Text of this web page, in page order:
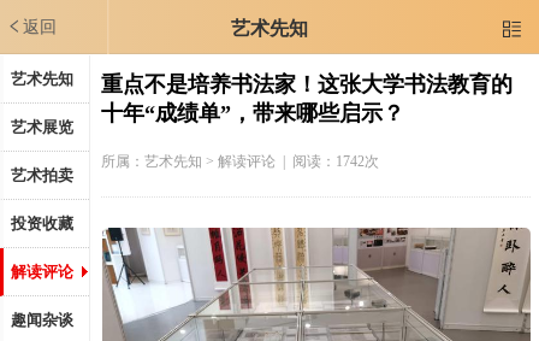
返回 艺术先知 
艺术先知
艺术展览
艺术拍卖
投资收藏
解读评论
趣闻杂谈
重点不是培养书法家！这张大学书法教育的
十年“成绩单”，带来哪些启示？
所属：艺术先知 > 解读评论 | 阅读：1742次